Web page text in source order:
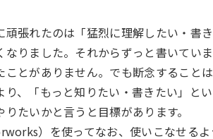
頑張れたのは「猛烈に理解したい・書
なりました。それからずっと書いてい
ことがありません。でも断念することは
、「もっと知りたい・書きたい」とい
たいかと言うと目標があります。
）を使ってなお、使いこなせる